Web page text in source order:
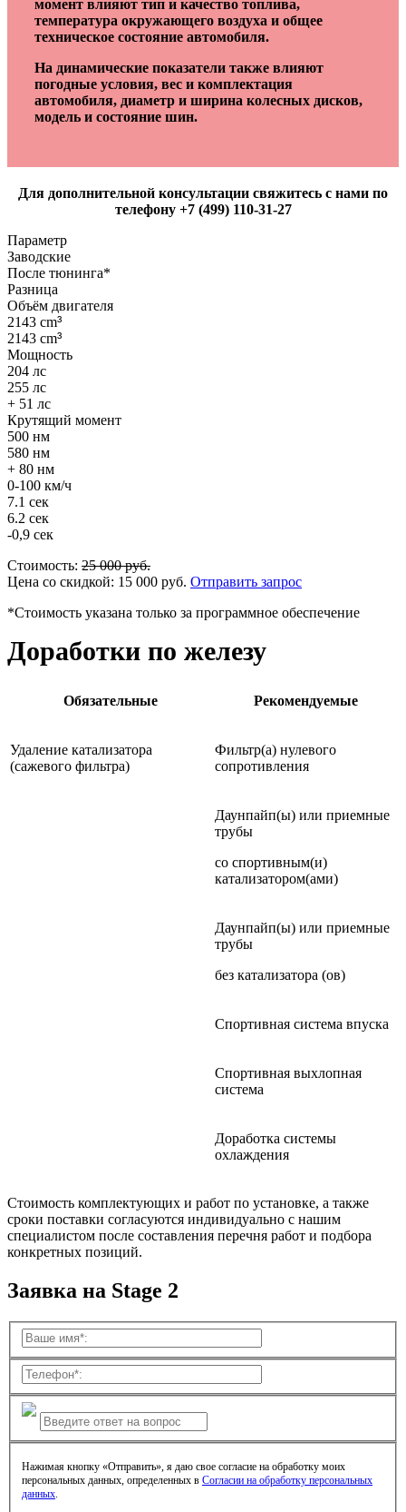
момент влияют тип и качество топлива,
температура окружающего воздуха и общее
техническое состояние автомобиля.
На динамические показатели также влияют
погодные условия, вес и комплектация
автомобиля, диаметр и ширина колесных дисков,
модель и состояние шин.
Для дополнительной консультации свяжитесь с нами по
телефону +7 (499) 110-31-27
Параметр
Заводские
После тюнинга*
Разница
Объём двигателя
2143 cm³
2143 cm³
Мощность
204 лс
255 лс
+ 51 лс
Крутящий момент
500 нм
580 нм
+ 80 нм
0-100 км/ч
7.1 сек
6.2 сек
-0,9 сек
Стоимость: 25 000руб.
Цена со скидкой: 15 000 руб. Отправить запрос
*Стоимость указана только за программное обеспечение
Доработки по железу
Обязательные Рекомендуемые
Удаление катализатора
(сажевого фильтра)
Фильтр(а) нулевого
сопротивления
Даунпайп(ы) или приемные
трубы
со спортивным(и)
катализатором(ами)
Даунпайп(ы) или приемные
трубы
без катализатора (ов)
Спортивная система впуска
Спортивная выхлопная
система
Доработка системы
охлаждения
Стоимость комплектующих и работ по установке, а также
сроки поставки согласуются индивидуально с нашим
специалистом после составления перечня работ и подбора
конкретных позиций.
Заявка на Stage 2
Нажимая кнопку «Отправить», я даю свое согласие на обработку моих
персональных данных, определенных в Согласии на обработку персональных
данных